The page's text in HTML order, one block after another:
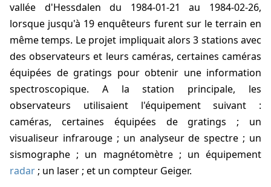
vallée d'Hessdalen du 1984-01-21 au 1984-02-26,
lorsque jusqu'à 19 enquêteurs furent sur le terrain en
même temps. Le projet impliquait alors 3 stations avec
des observateurs et leurs caméras, certaines caméras
équipées de gratings pour obtenir une information
spectroscopique. A la station principale, les
observateurs utilisaient l'équipement suivant :
caméras, certaines équipées de gratings ; un
visualiseur infrarouge ; un analyseur de spectre ; un
sismographe ; un magnétomètre ; un équipement
radar; un laser ; et un compteur Geiger.